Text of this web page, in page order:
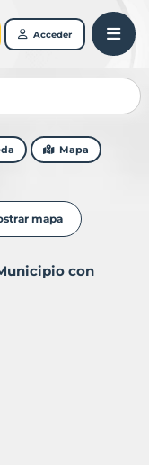
Acceder
Mapa
mapa
con